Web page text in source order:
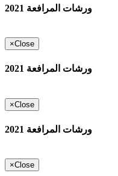
ورشات المرافعة 2021
×Close
ورشات المرافعة 2021
×Close
ورشات المرافعة 2021
×Close